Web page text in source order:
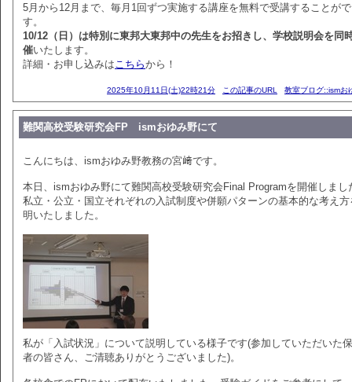
5月から12月まで、毎月1回ずつ実施する講座を無料で受講することが
す。
10/12（日）は特別に東邦大東邦中の先生をお招きし、学校説明会を同
催いたします。
詳細・お申し込みはこちらから！
2025年10月11日(土)22時21分 この記事のURL 教室ブログ::ismお
難関高校受験研究会FP ismおゆみ野にて
こんにちは、ismおゆみ野教務の宮﨑です。
本日、ismおゆみ野にて難関高校受験研究会Final Programを開催しまし
私立・公立・国立それぞれの入試制度や併願パターンの基本的な考え方
明いたしました。
私が「入試状況」について説明している様子です(参加していただいた
者の皆さん、ご清聴ありがとうございました)。